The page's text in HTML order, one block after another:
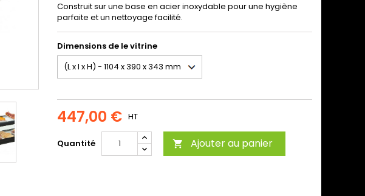
Construit sur une base en acier inoxydable pour une hygiène
parfaite et un nettoyage facilité.
Dimensions de le vitrine
447,00 € HT
Quantité  Ajouter au panier